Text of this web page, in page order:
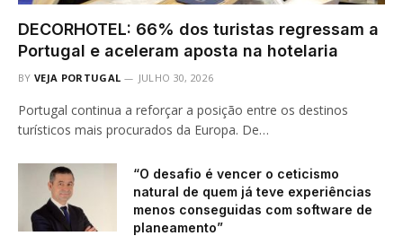
DECORHOTEL: 66% dos turistas regressam a
Portugal e aceleram aposta na hotelaria
BY VEJA PORTUGAL JULHO 30, 2026
Portugal continua a reforçar a posição entre os destinos
turísticos mais procurados da Europa. De…
“O desafio é vencer o ceticismo
natural de quem já teve experiências
menos conseguidas com software de
planeamento”